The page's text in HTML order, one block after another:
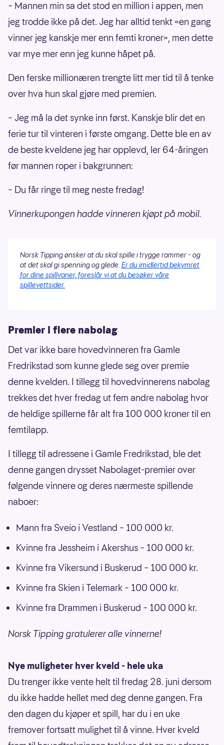
– Mannen min sa det stod en million i appen, men
jeg trodde ikke på det. Jeg har alltid tenkt «en gang
vinner jeg kanskje mer enn femti kroner», men dette
var mye mer enn jeg kunne håpet på.
Den ferske millionæren trengte litt mer tid til å tenke
over hva hun skal gjøre med premien.
– Jeg må la det synke inn først. Kanskje blir det en
ferie tur til vinteren i første omgang. Dette ble en av
de beste kveldene jeg har opplevd, ler 64-åringen
før mannen roper i bakgrunnen:
– Du får ringe til meg neste fredag!
Vinnerkupongen hadde vinneren kjøpt på mobil.
Norsk Tipping ønsker at du skal spille i trygge rammer - og
at det skal gi spenning og glede. Er du imidlertid bekymret
for dine spillvaner, foreslår vi at du besøker våre
spillevettsider.
Premier i flere nabolag
Det var ikke bare hovedvinneren fra Gamle
Fredrikstad som kunne glede seg over premie
denne kvelden. I tillegg til hovedvinnerens nabolag
trekkes det hver fredag ut fem andre nabolag hvor
de heldige spillerne får alt fra 100 000 kroner til en
femtilapp.
I tillegg til adressene i Gamle Fredrikstad, ble det
denne gangen drysset Nabolaget-premier over
følgende vinnere og deres nærmeste spillende
naboer:
Mann fra Sveio i Vestland – 100 000 kr.
Kvinne fra Jessheim i Akershus – 100 000 kr.
Kvinne fra Vikersund i Buskerud – 100 000 kr.
Kvinne fra Skien i Telemark – 100 000 kr.
Kvinne fra Drammen i Buskerud – 100 000 kr.
Norsk Tipping gratulerer alle vinnerne!
Nye muligheter hver kveld - hele uka
Du trenger ikke vente helt til fredag 28. juni dersom
du ikke hadde hellet med deg denne gangen. Fra
den dagen du kjøper et spill, har du i en uke
fremover fortsatt mulighet til å vinne. Hver kveld